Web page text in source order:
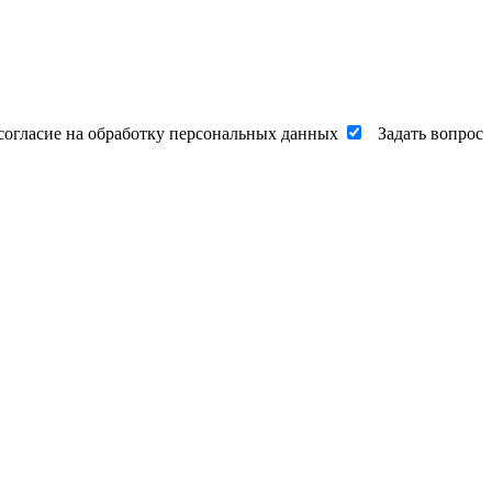
на обработку персональных данных Задать вопрос